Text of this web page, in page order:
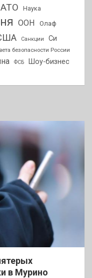
Наука
ООН
Олаф
Санкции
Си
безопасности России
ФСБ Шоу-бизнес
в Мурино